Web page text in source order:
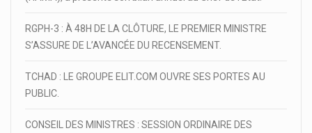
RGPH-3 : À 48H DE LA CLÔTURE, LE PREMIER MINISTRE
S’ASSURE DE L’AVANCÉE DU RECENSEMENT.
TCHAD : LE GROUPE ELIT.COM OUVRE SES PORTES AU
PUBLIC.
CONSEIL DES MINISTRES : SESSION ORDINAIRE DES